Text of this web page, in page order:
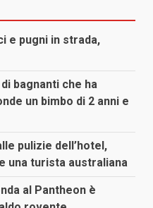
e pugni in strada,
bagnanti che ha
un bimbo di 2 anni e
pulizie dell’hotel,
una turista australiana
al Pantheon è